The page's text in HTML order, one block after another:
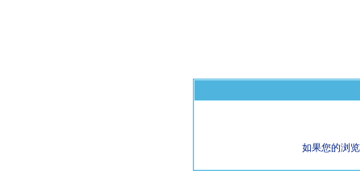
如果您的浏